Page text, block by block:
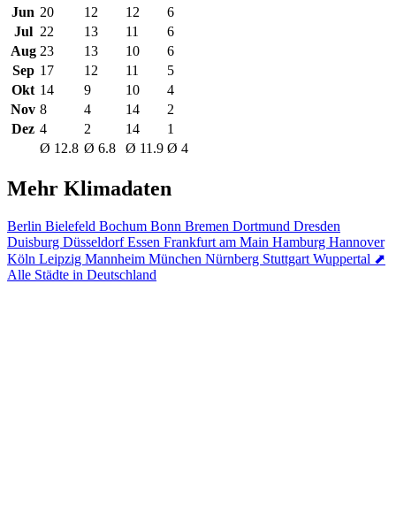
Jun 20 12 12
6
Jul 22 13 11
6
Aug 23 13 10
6
Sep 17 12 11
5
Okt 14 9 10
4
Nov 8 4 14
2
Dez 4 2 14
1
Ø 12.8 Ø 6.8 Ø 11.9 Ø 4
Mehr Klimadaten
Berlin Bielefeld Bochum Bonn Bremen Dortmund Dresden
Duisburg DüsseldorfEssen Frankfurt am Main Hamburg Hannover
Köln Leipzig Mannheim München Nürnberg Stuttgart Wuppertal ⬈
Alle Städte in Deutschland